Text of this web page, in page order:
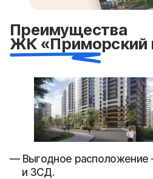
Преимущества
ЖК «Приморский
Выгодное
и ЗСД.